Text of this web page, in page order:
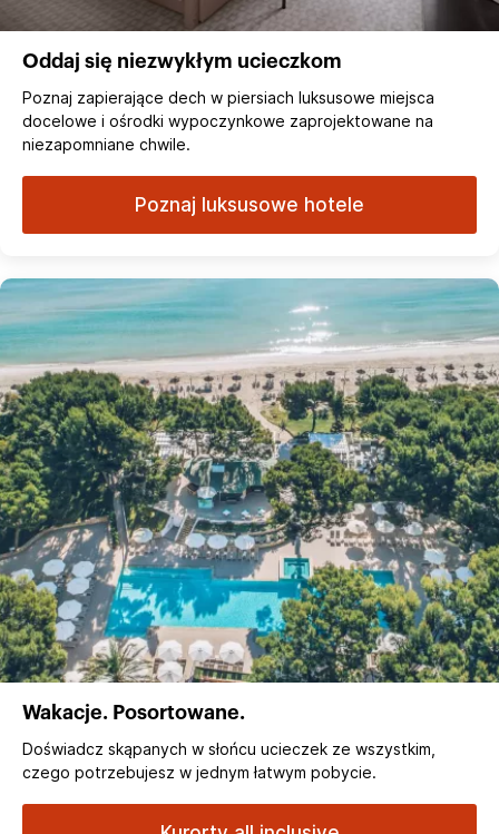
Oddaj się niezwykłym ucieczkom
Poznaj zapierające dech w piersiach luksusowe miejsca
docelowe i ośrodki wypoczynkowe zaprojektowane na
niezapomniane chwile.
Poznaj luksusowe hotele
Wakacje. Posortowane.
Doświadcz skąpanych w słońcu ucieczek ze wszystkim,
czego potrzebujesz w jednym łatwym pobycie.